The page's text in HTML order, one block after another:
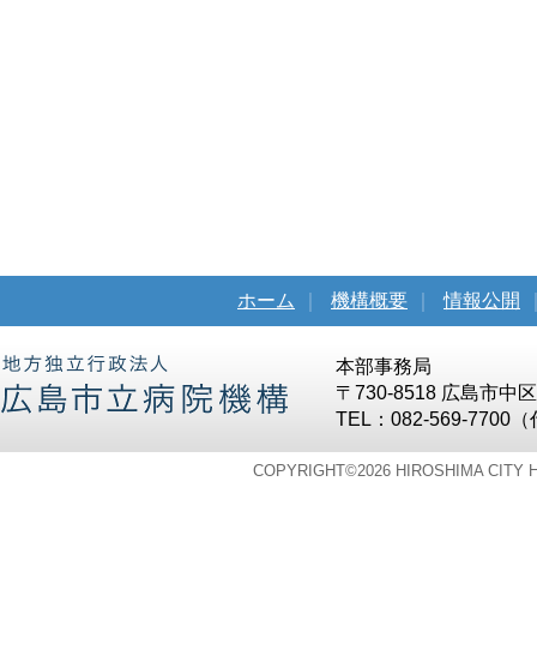
ホーム 機構概要 情報公開
本部事務局
〒730-8518 広島市中
TEL：082-569-7700
COPYRIGHT©2026 HIROSHIMA CITY